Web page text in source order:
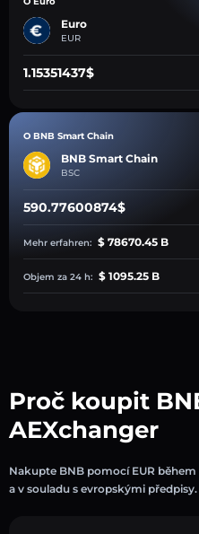
Euro
EUR
1.15351437$
O BNB Smart Chain
BNB Smart Chain
BSC
590.77600874$
Mehr erfahren: $ 78670.45 B
Objem za 24 h: $ 1095.25 B
Proč koupit
AEXchanger
Nakupte BNB pomocí EUR
a v souladu s evropskými předpisy.